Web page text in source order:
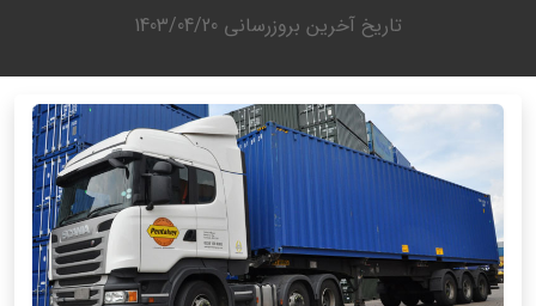
تاریخ آخرین بروزرسانی 1403/04/20